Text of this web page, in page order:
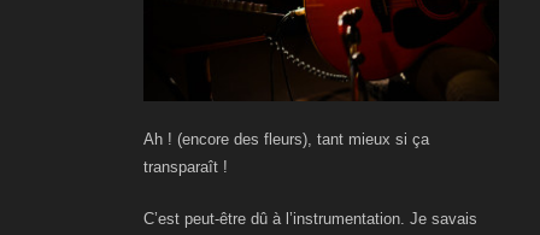
Ah ! (encore des fleurs), tant mieux si ça
transparaît !
C’est peut-être dû à l’instrumentation. Je savais